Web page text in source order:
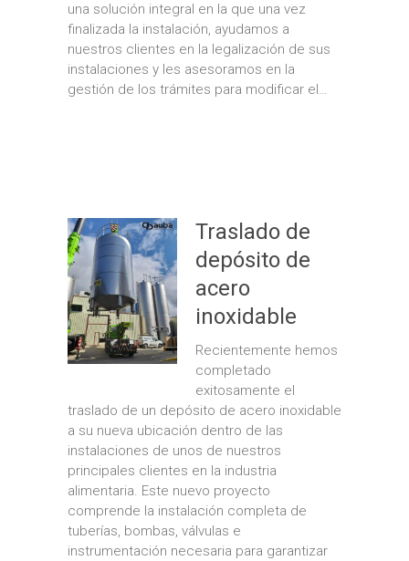
una solución integral en la que una vez
finalizada la instalación, ayudamos a
nuestros clientes en la legalización de sus
instalaciones y les asesoramos en la
gestión de los trámites para modificar el…
Traslado de
depósito de
acero
inoxidable
Recientemente hemos
completado
exitosamente el
traslado de un depósito de acero inoxidable
a su nueva ubicación dentro de las
instalaciones de unos de nuestros
principales clientes en la industria
alimentaria. Este nuevo proyecto
comprende la instalación completa de
tuberías, bombas, válvulas e
instrumentación necesaria para garantizar